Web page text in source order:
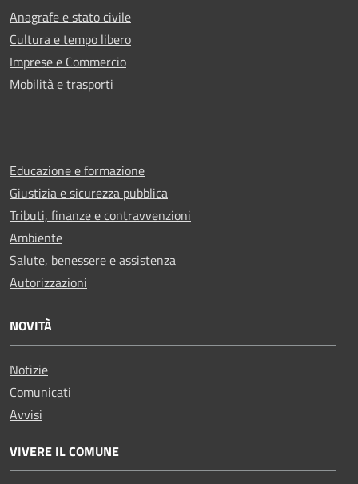
Anagrafe e stato civile
Cultura e tempo libero
Imprese e Commercio
Mobilità e trasporti
Educazione e formazione
Giustizia e sicurezza pubblica
Tributi, finanze e contravvenzioni
Ambiente
Salute, benessere e assistenza
Autorizzazioni
NOVITÀ
Notizie
Comunicati
Avvisi
VIVERE IL COMUNE